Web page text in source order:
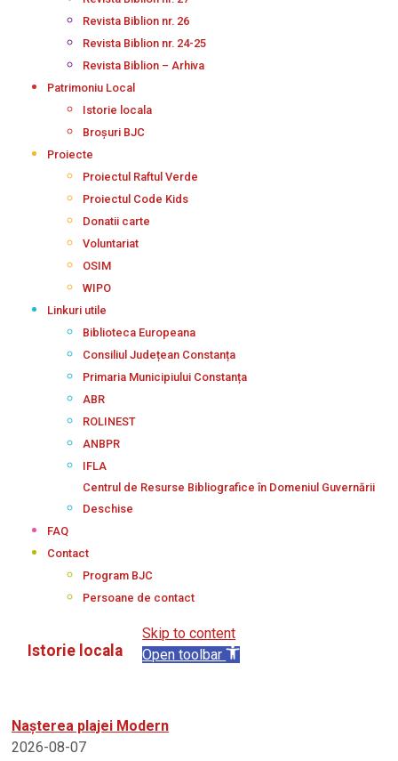
Revista Biblion nr. 26
Revista Biblion nr. 24-25
Revista Biblion – Arhiva
Patrimoniu Local
Istorie locala
Broșuri BJC
Proiecte
Proiectul Raftul Verde
Proiectul Code Kids
Donatii carte
Voluntariat
OSIM
WIPO
Linkuri utile
Biblioteca Europeana
Consiliul Județean Constanța
Primaria Municipiului Constanța
ABR
ROLINEST
ANBPR
IFLA
Centrul de Resurse Bibliografice în Domeniul Guvernării
Deschise
FAQ
Contact
Program BJC
Persoane de contact
Istorie locala
Nașterea plajei Modern
2026-08-07
Skip to content
Open toolbar